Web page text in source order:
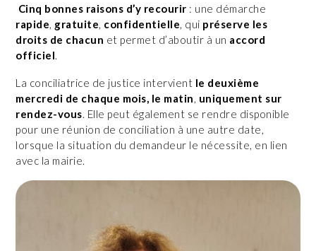
Cinq bonnes raisons d’y recourir : une démarche
rapide, gratuite, confidentielle, qui préserve les
droits de chacun et permet d’aboutir à un accord
officiel.
La conciliatrice de justice intervient le deuxième
mercredi de chaque mois, le matin, uniquement sur
rendez-vous. Elle peut également se rendre disponible
pour une réunion de conciliation à une autre date,
lorsque la situation du demandeur le nécessite, en lien
avec la mairie.